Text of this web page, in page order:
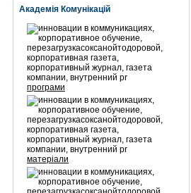
Академія Комунікацій
програми
матеріали